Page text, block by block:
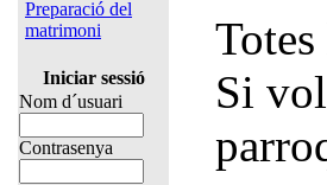
Preparació del
matrimoni
Iniciar sessió
Nom d´usuari
Contrasenya
Si